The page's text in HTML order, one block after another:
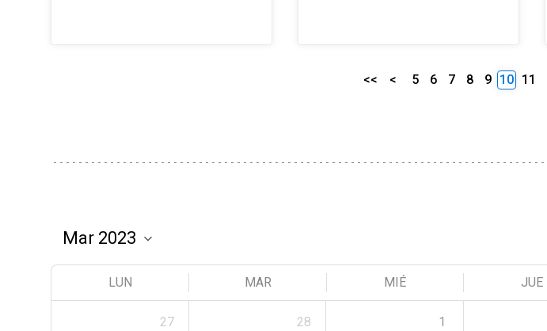
<< < 5 6 7 8 9 10 11
LUN MAR MIÉ JUE
27 28 1